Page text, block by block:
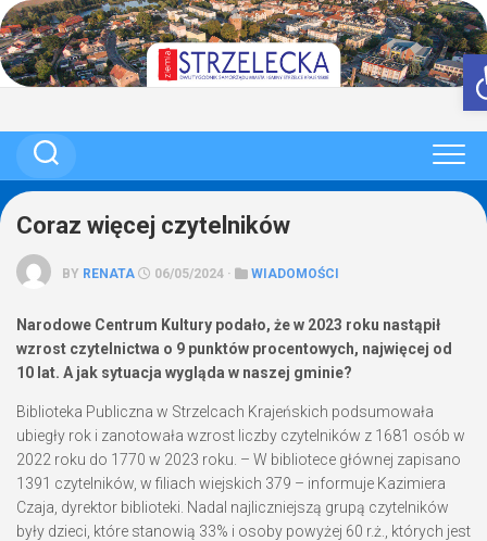
Skip
to
content
Coraz więcej czytelników
BY RENATA 06/05/2024 · WIADOMOŚCI
Narodowe Centrum Kultury podało, że w 2023 roku nastąpił
wzrost czytelnictwa o 9 punktów procentowych, najwięcej od
10 lat. A jak sytuacja wygląda w naszej gminie?
Biblioteka Publiczna w Strzelcach Krajeńskich podsumowała
ubiegły rok i zanotowała wzrost liczby czytelników z 1681 osób w
2022 roku do 1770 w 2023 roku. – W bibliotece głównej zapisano
1391 czytelników, w filiach wiejskich 379 – informuje Kazimiera
Czaja , dyrektor biblioteki. Nadal najliczniejszą grupą czytelników
były dzieci, które stanowią 33% i osoby powyżej 60 r.ż., których jest